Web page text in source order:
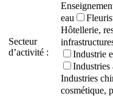
Secteur
d’activité :
eau
Hôtellerie,
Industrie
Industries
Industries
cosmétique,